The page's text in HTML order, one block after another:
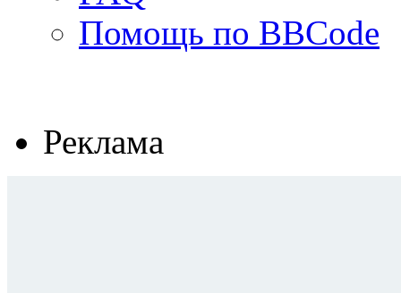
Помощь по BBCode
Реклама